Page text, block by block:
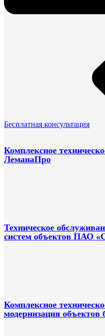
Бесплатная консультация
Комплексное
ЛеманаПро
Техническое
систем объектов ПАО
Комплексное
модернизация